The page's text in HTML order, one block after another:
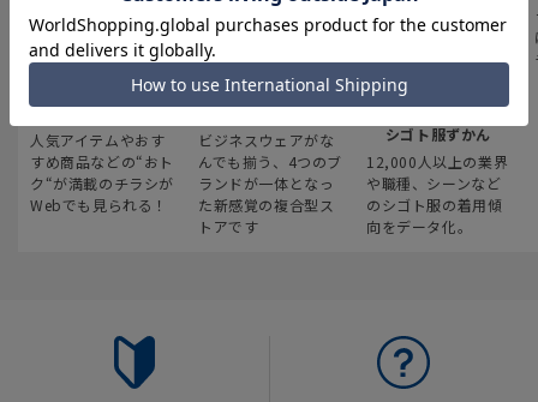
最新のお買い得情報
人気アイテムやおす
すめ商品などの“おト
ク“が満載のチラシが
Webでも見られる！
スーツスクエア
ビジネスウェアがな
んでも揃う、4つのブ
ランドが一体となっ
た新感覚の複合型ス
トアです
みんなの
シゴト服ずかん
12,000人以上の業界
や職種、シーンなど
のシゴト服の着用傾
向をデータ化。